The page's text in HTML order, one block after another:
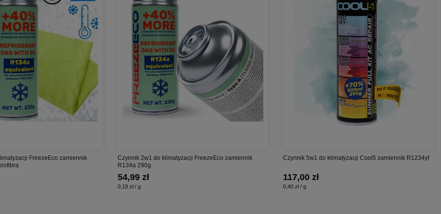
FreezeEco zamiennik
Czynnik 2w1 do klimatyzacji FreezeEco zamiennik
R134a 290g
54,99 zł
0,19 zł / g
Czynnik 5w1 do klimatyzacji Cool5 zamiennik R1234yf
117,00 zł
0,40 zł / g